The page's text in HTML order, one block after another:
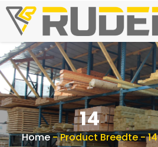
14
Home-Product Breedte-14